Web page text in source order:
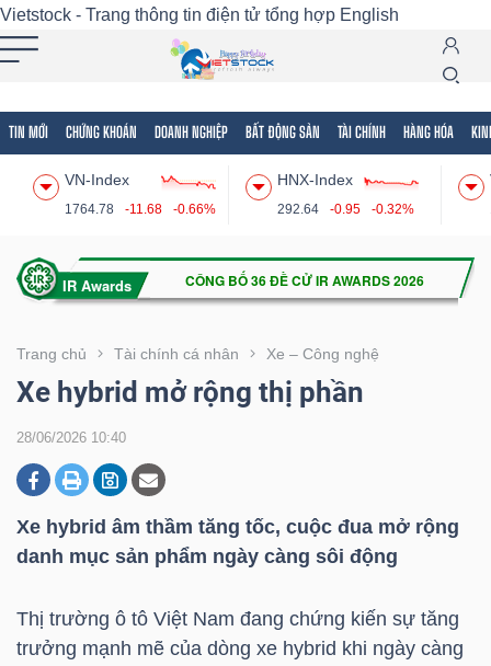
Vietstock - Trang thông tin điện tử tổng hợp English
TIN MỚI CHỨNG KHOÁN DOANH NGHIỆP BẤT ĐỘNG SẢN TÀI CHÍNH HÀNG HÓA
VN-Index
1764.78 -11.68 -0.66%
HNX-Index
292.64 -0.95 -0.32%
Trang chủ Tài chính cá nhân Xe – Công nghệ
Xe hybrid mở rộng thị phần
28/06/2026 10:40
Xe hybrid âm thầm tăng tốc, cuộc đua mở rộng
danh mục sản phẩm ngày càng sôi động
Thị trường ô tô Việt Nam đang chứng kiến sự tăng
trưởng mạnh mẽ của dòng xe hybrid khi ngày càng
Tất cả Tính năng Ngành Mã chứng khoán
Tính
(-)
VIETSTOCK
CHỨNG
KHOÁN
DOANH